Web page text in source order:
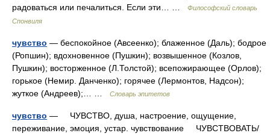
радоваться или печалиться. Если эти… …
Философский словарь
Спонвиля
чувство — беспокойное (Авсеенко); блаженное (Даль); бодрое
(Ропшин); вдохновенное (Пушкин); возвышенное (Козлов,
Пушкин); восторженное (Л.Толстой); всепожирающее (Орлов);
горькое (Немир. Данченко); горячее (Лермонтов, Надсон);
жуткое (Андреев);… …
Словарь эпитетов
чувство — ЧУВСТВО, душа, настроение, ощущение,
переживание, эмоция, устар. чувствование ЧУВСТВОВАТЬ/